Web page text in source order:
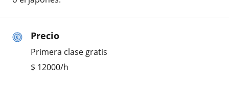
Precio
Primera clase gratis
$ 12000/h